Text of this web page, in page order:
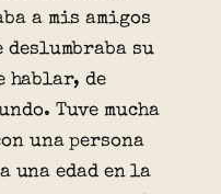
a mis amigos
su
hablar, de
Tuve mucha
una persona
una edad en la